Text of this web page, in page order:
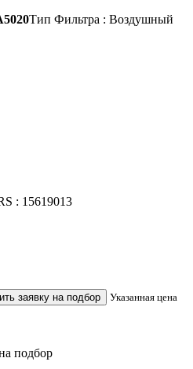
Тип Фильтра : Воздушный
: 15619013
заявку на подбор
Указанная цена
подбор